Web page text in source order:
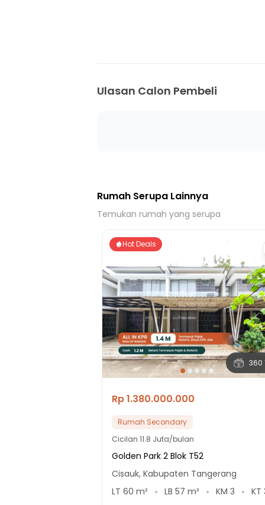
19 Menit ke Gerbang Tol BSD Utama
Ulasan Calon Pembeli
Rumah Serupa Lainnya
Temukan rumah yang serupa
360
Hot Deals
Rp 1.380.000.000
Rumah Secondary
Cicilan 11.8 Juta/bulan
Golden Park 2 Blok T52
Cisauk, Kabupaten Tangerang
LT 60 m² LB 57 m² KM 3 KT